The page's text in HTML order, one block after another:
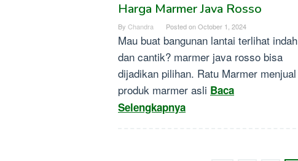
Harga Marmer Java Rosso
By Chandra Posted onOctober 1, 2024
Mau buat bangunan lantai terlihat indah
dan cantik? marmer java rosso bisa
dijadikan pilihan. Ratu Marmer menjual
produk marmer asli Baca
Selengkapnya